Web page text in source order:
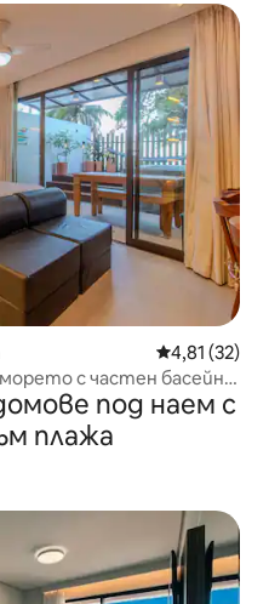
Средна
4,81 (32)
под наем с
плажа